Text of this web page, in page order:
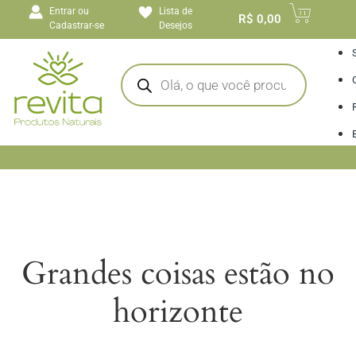
conteúdoEntrar ou
Cadastrar-se
Lista de
Desejos
R$ 0,00
Grandes coisas estão no
horizonte